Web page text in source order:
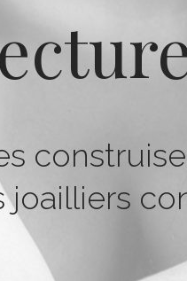
joailliers